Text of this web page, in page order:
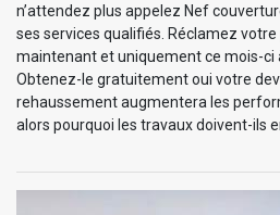
n’attendez plus appelez Nef
ses services qualifiés. Réclamez
maintenant et uniquement ce mois-ci
Obtenez-le gratuitement oui votre
rehaussement augmentera les
alors pourquoi les travaux doivent-ils